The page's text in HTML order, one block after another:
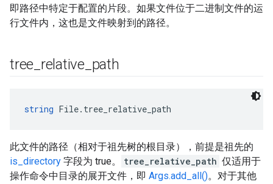
即路径中特定于配置的片段。如果文件位于二进制文件的运
行文件内，这也是文件映射到的路径。
tree relative path
string File.tree_relative_path
此文件的路径（相对于祖先树的根目录），前提是祖先的
is_directory 字段为 true。 tree_relative_path 仅适用于
操作命令中目录的展开文件，即 Args.add_all()。对于其他